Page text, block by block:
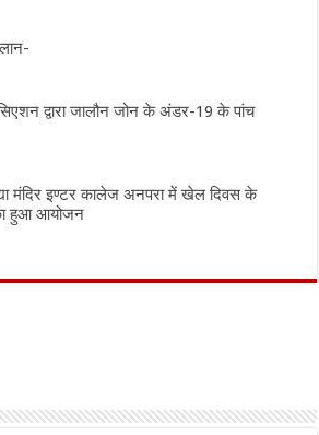
द्वारा जालौन जोन के अंडर-19 के पांच
मंदिर इण्टर कालेज अनपरा में खेल दिवस के
हुआ आयोजन